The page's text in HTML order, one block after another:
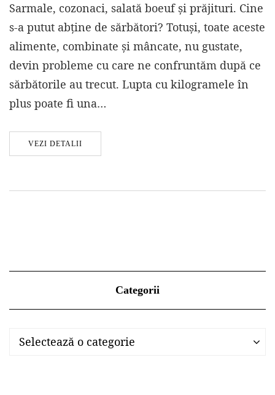
Sarmale, cozonaci, salată boeuf și prăjituri. Cine
s-a putut abține de sărbători? Totuși, toate aceste
alimente, combinate și mâncate, nu gustate,
devin probleme cu care ne confruntăm după ce
sărbătorile au trecut. Lupta cu kilogramele în
plus poate fi una…
VEZI DETALII
Categorii
Categorii
Selectează o categorie
Categorii